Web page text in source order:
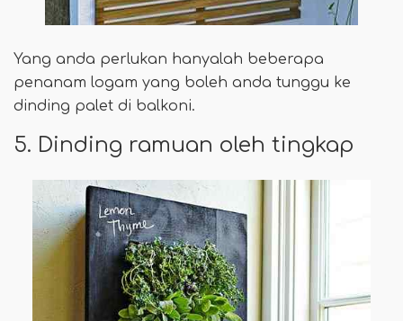
Yang anda perlukan hanyalah beberapa
penanam logam yang boleh anda tunggu ke
dinding palet di balkoni.
5. Dinding ramuan oleh tingkap